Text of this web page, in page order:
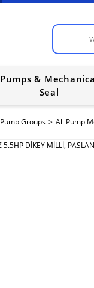
Pumps &
Seal
Pump Groups All Pump